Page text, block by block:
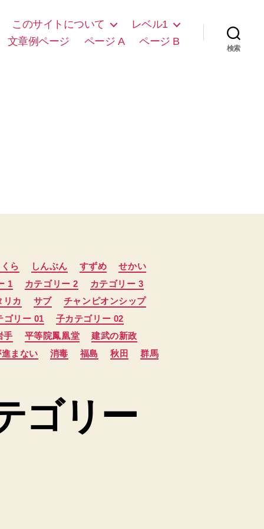
このサイトについて
レベル1
文章例ページ
ページ A ページ B
検索
ら しんぶん すずめ
せかい
1
カテゴリー 2
カテゴリー 3
リカ
サブ
チャンピオンシップ
ゴリー 01
子カテゴリー 02
手
平等院鳳凰堂
建武の新政
まない
消毒 福島 秋田 群馬
ゴリー